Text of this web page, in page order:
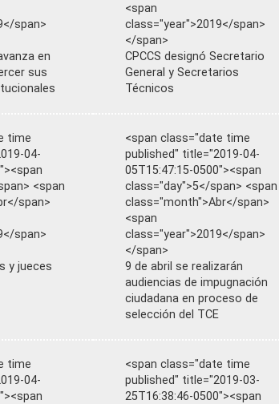
span>
en
sus
<span
class="year">2019</span>
</span>
CPCCS designó Secretario
General y Secretarios
Técnicos
time
04-
<span
span>
span>
y jueces
<span class="date time
published" title="2019-04-
05T15:47:15-0500"><span
class="day">5</span> <span
class="month">Abr</span>
<span
class="year">2019</span>
</span>
9 de abril se realizarán
audiencias de impugnación
ciudadana en proceso de
selección del TCE
time
04-
<span class="date time
published" title="2019-03-
25T16:38:46-0500"><span